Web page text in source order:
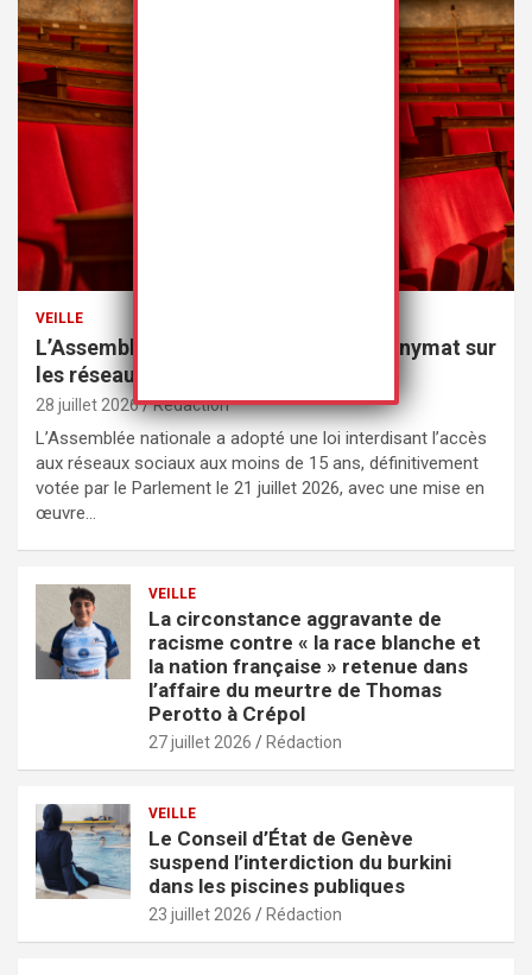
VEILLE
L’Assemblée nationale met fin à l’anonymat sur
les réseaux sociaux
28 juillet 2026 Rédaction
L’Assemblée nationale a adopté une loi interdisant l’accès
aux réseaux sociaux aux moins de 15 ans, définitivement
votée par le Parlement le 21 juillet 2026, avec une mise en
œuvre…
VEILLE
La circonstance aggravante de
racisme contre « la race blanche et
la nation française » retenue dans
l’affaire du meurtre de Thomas
Perotto à Crépol
27 juillet 2026 Rédaction
VEILLE
Le Conseil d’État de Genève
suspend l’interdiction du burkini
dans les piscines publiques
23 juillet 2026 Rédaction